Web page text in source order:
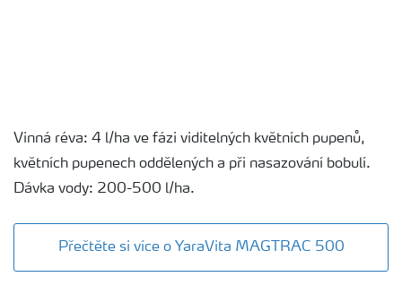
Vinná réva: 4 l/ha ve fázi viditelných květních pupenů,
květních pupenech oddělených a při nasazování bobulí.
Dávka vody: 200-500 l/ha.
Přečtěte si více o YaraVita MAGTRAC 500